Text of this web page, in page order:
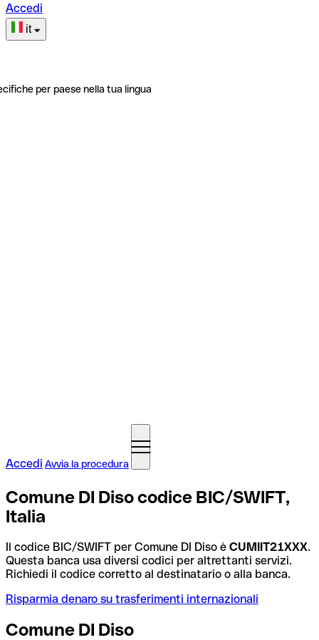
Accedi
it
per paese nella tua lingua
Accedi Avvia la procedura
Comune DI Diso codice BIC/SWIFT,
Italia
Il codice BIC/SWIFT per Comune DI Diso è CUMIIT21XXX.
Questa banca usa diversi codici per altrettanti servizi.
Richiedi il codice corretto al destinatario o alla banca.
Risparmia denaro su trasferimenti internazionali
Comune DI Diso